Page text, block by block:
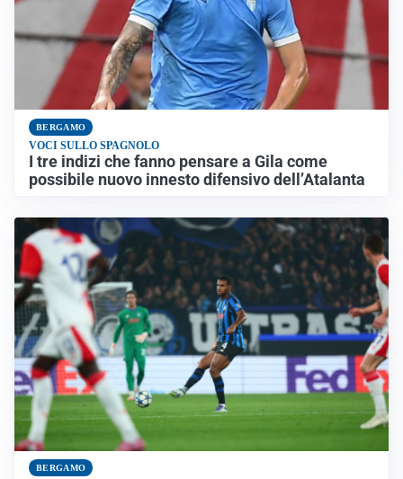
BERGAMO
VOCI SULLO SPAGNOLO
I tre indizi che fanno pensare a Gila come
possibile nuovo innesto difensivo dell’Atalanta
BERGAMO